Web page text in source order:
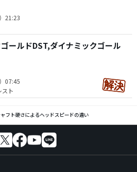
21:23
ールドDST,ダイナミックゴール
07:45
ト
フト硬さによるヘッドスピードの違い